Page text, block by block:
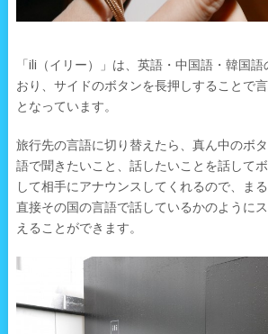
「ili（イリー）」は、英語・中国語・韓国
おり、サイドのボタンを長押しすることで
となっています。
旅行先の言語に切り替えたら、真ん中のボ
語で聞きたいこと、話したいことを話して
して相手にアナウンスしてくれるので、ま
直接その国の言語で話しているかのように
えることができます。